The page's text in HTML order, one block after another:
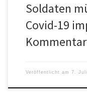
Soldaten
Covid-19
Veröffentlicht am 7.